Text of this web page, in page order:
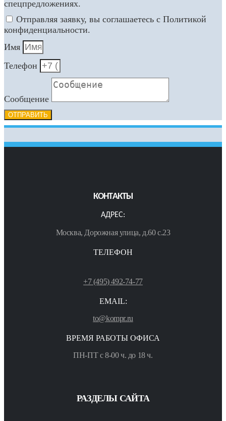
спецпредложениях.
Отправляя заявку, вы соглашаетесь с Политикой
конфиденциальности.
Имя
Телефон
Сообщение
ОТПРАВИТЬ
КОНТАКТЫ
АДРЕС:
Москва, Дорожная улица, д.60 с.23
ТЕЛЕФОН
+7 (495) 492-74-77
EMAIL:
to@kompr.ru
ВРЕМЯ РАБОТЫ ОФИСА
ПН-ПТ с 8-00 ч. до 18 ч.
РАЗДЕЛЫ САЙТА